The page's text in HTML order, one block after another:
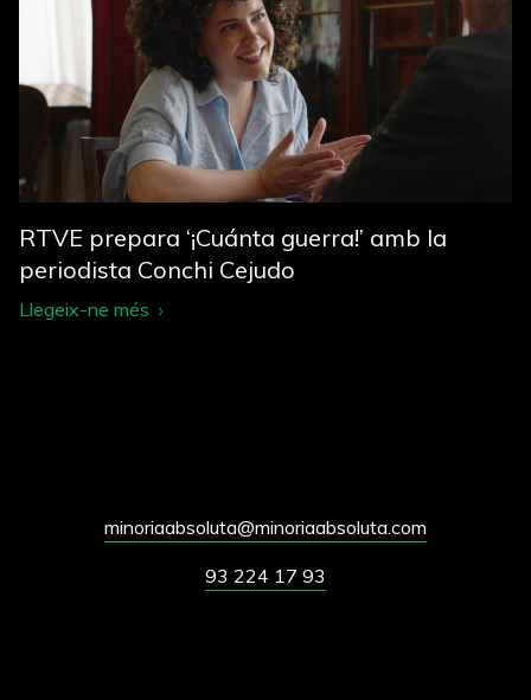
RTVE prepara ‘¡Cuánta guerra!’ amb la
periodista Conchi Cejudo
Llegeix-ne més
minoriaabsoluta@minoriaabsoluta.com
93 224 17 93